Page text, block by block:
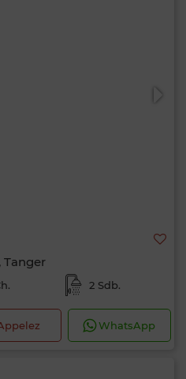
Tanger
2 Sdb.
WhatsApp